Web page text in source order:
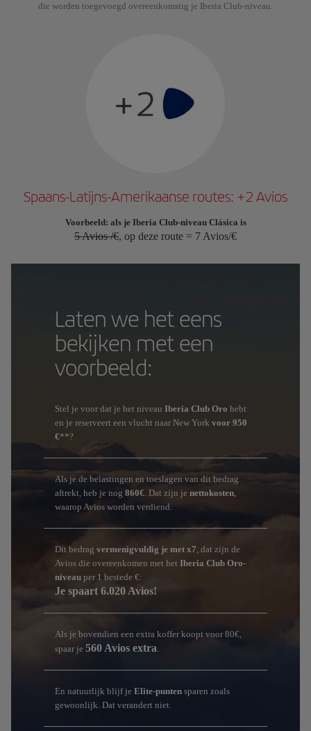
die worden toegevoegd overeenkomstig je Iberia Club-niveau.
Spaans-Latijns-Amerikaanse routes: +2 Avios
Voorbeeld: als je Iberia Club-niveau Clásica is
5 Avios /€, op deze route = 7 Avios/€
Laten we het eens
bekijken met een
voorbeeld:
Stel je voor dat je het niveauIberia Club Oro hebt
en je reserveert een vlucht naar New Yorkvoor 950
€**?
Als je de belastingen en toeslagen van dit bedrag
aftrekt, heb je nog860€. Dat zijn jenettokosten,
waarop Avios worden verdiend.
Dit bedragvermenigvuldig je met x7, dat zijn de
Avios die overeenkomen met hetIberia Club Oro-
niveau per 1 bestede €:
Je spaart 6.020 Avios!
Als je bovendien een extra koffer koopt voor 80€,
spaar je560 Avios extra.
En natuurlijk blijf jeElite-punten sparen zoals
gewoonlijk. Dat verandert niet.